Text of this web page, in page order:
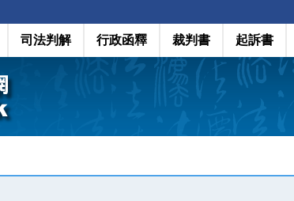
司法判解 行政函釋 裁判書 起訴書